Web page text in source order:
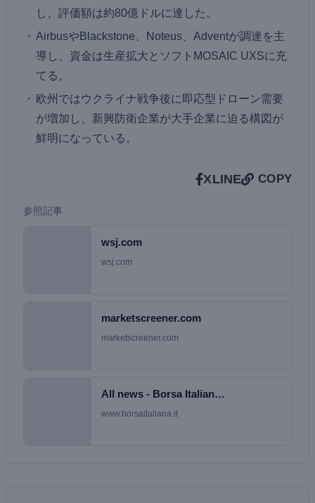
し、評価額は約80億ドルに達した。
AirbusやBlackstone、Noteus、Adventが調達を主
導し、資金は生産拡大とソフトMOSAIC UXSに充
てる。
欧州ではウクライナ戦争後に即応型ドローン需要
が増加し、新興防衛企業が大手企業に迫る構図が
鮮明になっている。
XLINE COPY
参照記事
wsj.com
wsj.com
marketscreener.com
marketscreener.com
All news - Borsa Italian…
www.borsaitaliana.it